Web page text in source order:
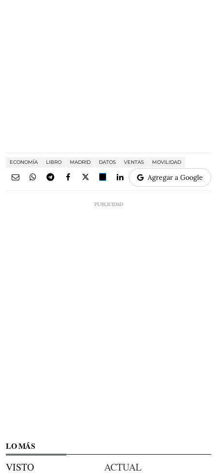
ECONOMÍA LIBRO MADRID DATOS VENTAS MOVILIDAD
Agregar a Google
LO MÁS
VISTO ACTUAL